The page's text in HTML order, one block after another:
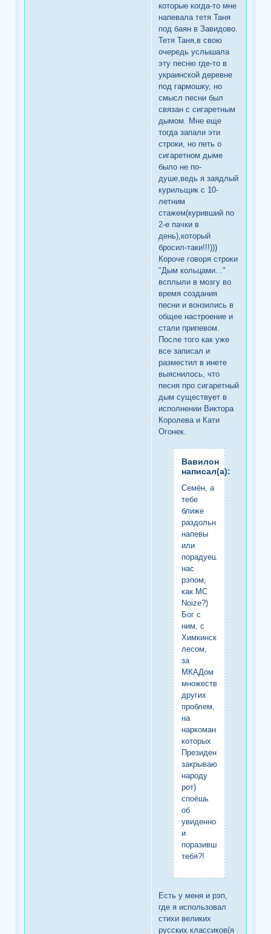
которые когда-то мне
напевала тетя Таня
под баян в Завидово.
Тетя Таня,в свою
очередь услышала
эту песню где-то в
украинской деревне
под гармошку, но
смысл песни был
связан с сигаретным
дымом. Мне еще
тогда запали эти
строки, но петь о
сигаретном дыме
было не по-
душе,ведь я заядлый
курильщик с 10-
летним
стажем(куривший по
2-е пачки в
день),который
бросил-таки!!!)))
Короче говоря строки
"Дым кольцами..."
всплыли в мозгу во
время создания
песни и вонзились в
общее настроение и
стали припевом.
После того как уже
все записал и
разместил в инете
выяснилось, что
песня про сигаретный
дым существует в
исполнении Виктора
Королева и Кати
Огонек.
Вавилон
написал(а):
Семён, а
тебе
ближе
раздольные
напевы
или
порадуешь
нас
рэпом,
как MC
Noize?)
Бог с
ним, с
Химкинским
лесом,
за
МКАДом
множество
других
проблем,
на
наркоманию
которых
Президенты
закрывают
народу
рот)
споёшь
об
увиденном
и
поразившем
тебя?!
Есть у меня и рэп,
где я использовал
стихи великих
русских классиков(я